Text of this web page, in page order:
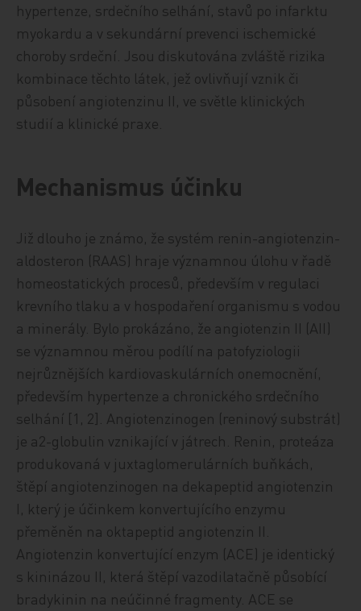
hypertenze, srdečního selhání, stavů po infarktu
myokardu a v sekundární prevenci ischemické
choroby srdeční. Jsou diskutována zvláště rizika
kombinace těchto látek, jež ovlivňují vznik či
působení angiotenzinu II, ve světle klinických
studií a klinické praxe.
Mechanismus účinku
Již dlouho je známo, že systém renin-angiotenzin-
aldosteron (RAAS) hraje významnou úlohu v řadě
homeostatických procesů, především v regulaci
krevního tlaku a v hospodaření organismu s vodou
a minerály. Bylo prokázáno, že angiotenzin II (AII)
se významnou měrou podílí na patofyziologii
nejrůznějších kardiovaskulárních onemocnění,
především hypertenze a chronického srdečního
selhání [1, 2]. Angiotenzinogen (reninový substrát)
je a2-globulin vznikající v játrech. Renin, proteáza
produkovaná v juxtaglomerulárních buňkách,
štěpí angiotenzinogen na dekapeptid angiotenzin
I, který je účinkem konvertujícího enzymu
přeměněn na oktapeptid angiotenzin II.
Angiotenzin konvertující enzym (ACE) je identický
s kininázou II, která štěpí vazodilatačně působící
bradykinin na neúčinné fragmenty. ACE se